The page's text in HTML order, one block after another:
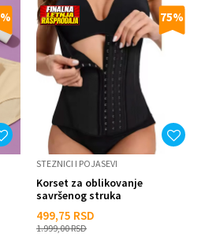
% 75%
STEZNICI I POJASEVI
Korset za oblikovanje
savršenog struka
499,75 RSD
1.999,00RSD